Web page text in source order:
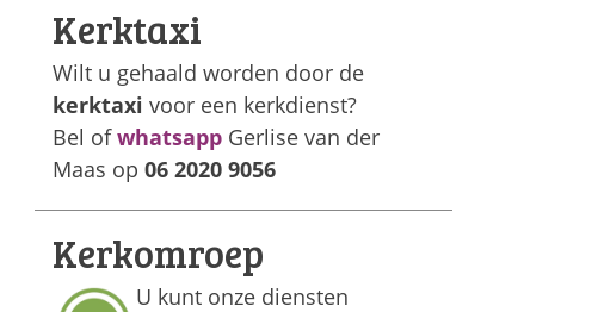
Kerktaxi
Wilt u gehaald worden door de
kerktaxi voor een kerkdienst?
Bel ofwhatsapp Gerlise van der
Maas op 06 2020 9056
Kerkomroep
U kunt onze diensten